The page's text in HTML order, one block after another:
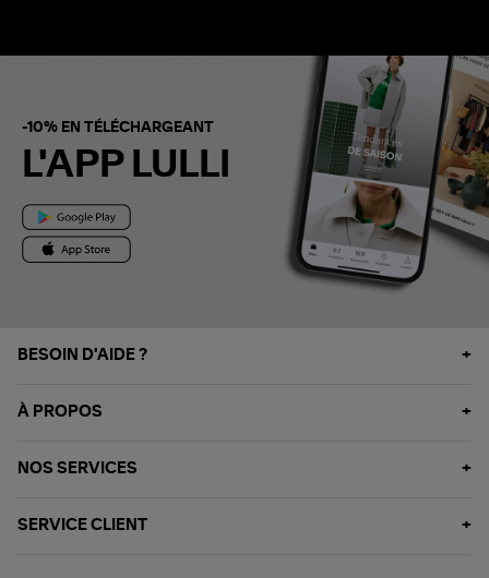
-10% EN TÉLÉCHARGEANT
L'APP LULLI
BESOIN D'AIDE ?
À PROPOS
NOS SERVICES
SERVICE CLIENT